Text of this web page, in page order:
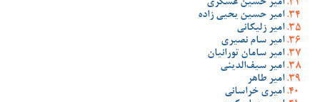
امیر حسین عسگری
امیر حسین یحیی زاده
امیر زلیکانی
امیر سام نصیری
امیر سامان تورانیان
امیر سیف‌الدینی
امیر طاهر
امیری خراسانی